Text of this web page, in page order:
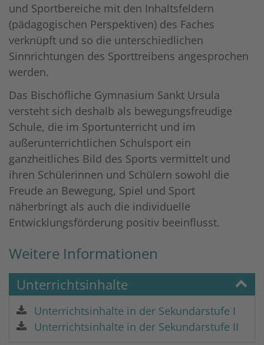
und Sportbereiche mit den Inhaltsfeldern
(pädagogischen Perspektiven) des Faches
verknüpft und so die unterschiedlichen
Sinnrichtungen des Sporttreibens angesprochen
werden.
Das Bischöfliche Gymnasium Sankt Ursula
versteht sich deshalb als bewegungsfreudige
Schule, die im Sportunterricht und im
außerunterrichtlichen Schulsport ein
ganzheitliches Bild des Sports vermittelt und
ihren Schülerinnen und Schülern sowohl die
Freude an Bewegung, Spiel und Sport
näherbringt als auch die individuelle
Entwicklungsförderung positiv beeinflusst.
Weitere Informationen
Unterrichtsinhalte
Unterrichtsinhalte in der Sekundarstufe I
Unterrichtsinhalte in der Sekundarstufe II